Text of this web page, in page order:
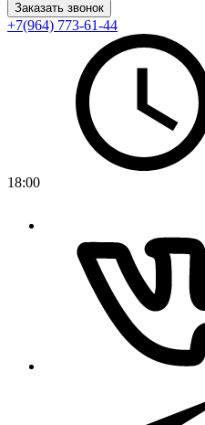
Заказать звонок
+7(964) 773-61-44
18:00